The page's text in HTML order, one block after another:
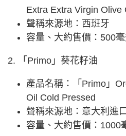
Extra Extra Virgin Olive
聲稱來源地：西班牙
容量、大約售價：500
2. 「Primo」葵花籽油
產品名稱：「Primo」
Oil Cold Pressed
聲稱來源地：意大利進口
容量、大約售價：1000